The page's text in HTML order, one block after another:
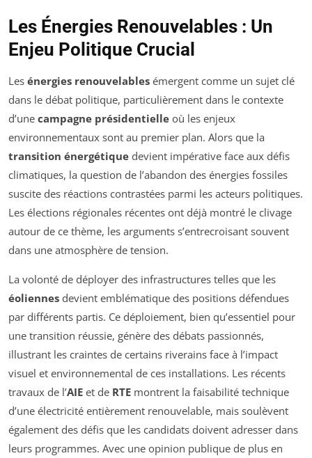
Les Énergies Renouvelables : Un
Enjeu Politique Crucial
Les énergies renouvelables émergent comme un sujet clé
dans le débat politique, particulièrement dans le contexte
d’une campagne présidentielle où les enjeux
environnementaux sont au premier plan. Alors que la
transition énergétique devient impérative face aux défis
climatiques, la question de l’abandon des énergies fossiles
suscite des réactions contrastées parmi les acteurs politiques.
Les élections régionales récentes ont déjà montré le clivage
autour de ce thème, les arguments s’entrecroisant souvent
dans une atmosphère de tension.
La volonté de déployer des infrastructures telles que les
éoliennes devient emblématique des positions défendues
par différents partis. Ce déploiement, bien qu’essentiel pour
une transition réussie, génère des débats passionnés,
illustrant les craintes de certains riverains face à l’impact
visuel et environnemental de ces installations. Les récents
travaux de l’AIE et de RTE montrent la faisabilité technique
d’une électricité entièrement renouvelable, mais soulèvent
également des défis que les candidats doivent adresser dans
leurs programmes. Avec une opinion publique de plus en